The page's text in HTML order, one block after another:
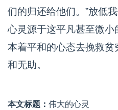
们的归还给他们。”放低
心灵源于这平凡甚至微
本着平和的心态去挽救
和无助。
本文标题： 伟大的心灵